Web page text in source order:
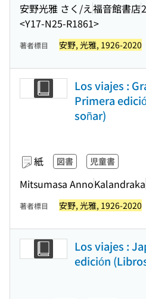
安野光雅 さく/え 福音館書店
<Y17-N25-R1861>
著者標目 安野, 光雅, 1926-2020
Los viajes :
Primera
soñar)
紙 図書 児童書
Mitsumasa AnnoKalandraka
著者標目 安野, 光雅, 1926-2020
Los viajes :
edición